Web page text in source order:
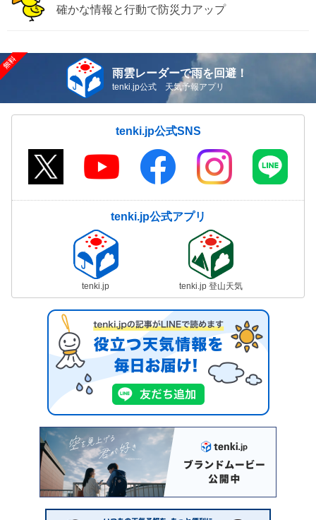
確かな情報と行動で防災力アップ
雨雲レーダーで雨を回避！
tenki.jp公式 天気予報アプリ
tenki.jp公式SNS
tenki.jp公式アプリ
tenki.jp tenki.jp 登山天気